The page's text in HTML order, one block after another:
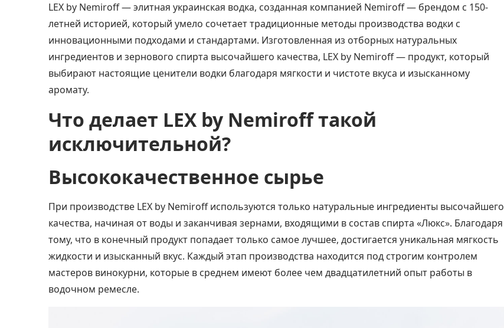
LEX by Nemiroff— элитная украинская водка, созданная компанией Nemiroff — брендом с 150-
летней историей, который умело сочетает традиционные методы производства водки с
инновационными подходами и стандартами. Изготовленная из отборных натуральных
ингредиентов и зернового спирта высочайшего качества, LEX by Nemiroff — продукт, который
выбирают настоящие ценители водки благодаря мягкости и чистоте вкуса и изысканному
аромату.
Что делает LEX by Nemiroff такой
исключительной?
Высококачественное сырье
При производстве LEX by Nemiroffиспользуются только натуральные ингредиенты высочайшего
качества, начиная от воды и заканчивая зернами, входящими в состав спирта «Люкс». Благодаря
тому, что в конечный продукт попадает только самое лучшее, достигается уникальная мягкость
жидкости и изысканный вкус. Каждый этап производства находится под строгим контролем
мастеров винокурни, которые в среднем имеют более чем двадцатилетний опыт работы в
водочном ремесле.